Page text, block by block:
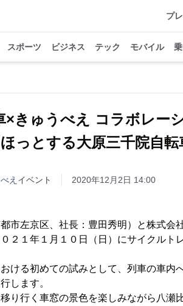
プ
スポーツ ビジネス テック モバイル
×きゅうべえ コラボレー
っとする大原三千院自
え イベント 2020年12月2日 14:00
市左京区、社長：豊田秀明）と株式会
２１年１月１０日（日）にサイクルト
ける初めての試みとして、列車の車内
します。
り行く車窓の景色を楽しみながら八瀬